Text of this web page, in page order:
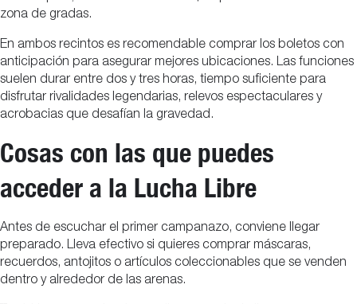
zona de gradas.
En ambos recintos es recomendable comprar los boletos con
anticipación para asegurar mejores ubicaciones. Las funciones
suelen durar entre dos y tres horas, tiempo suficiente para
disfrutar rivalidades legendarias, relevos espectaculares y
acrobacias que desafían la gravedad.
Cosas con las que puedes
acceder a la Lucha Libre
Antes de escuchar el primer campanazo, conviene llegar
preparado. Lleva efectivo si quieres comprar máscaras,
recuerdos, antojitos o artículos coleccionables que se venden
dentro y alrededor de las arenas.